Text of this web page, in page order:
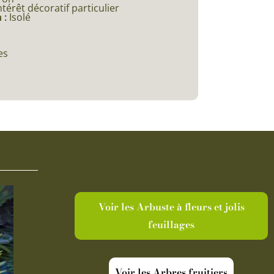
décoratif particulier
: Isolé
Voir les Arbuste à fleurs et jolis
feuillages